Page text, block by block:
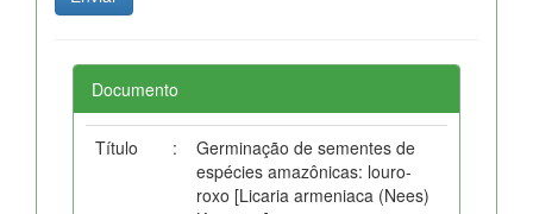
Documento
Título :
Germinação de sementes de
espécies amazônicas: louro-
roxo [Licaria armeniaca (Nees)